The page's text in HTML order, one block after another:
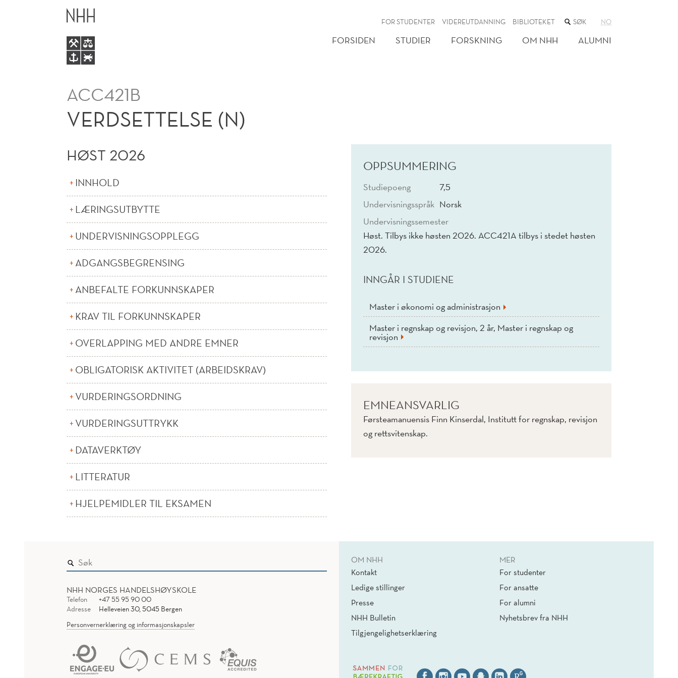
VERDSETTELSE
FOR STUDENTER VIDEREUTDANNING BIBLIOTEKET SØK
NETTSTEDET
NO
FORSIDEN STUDIER FORSKNING OM NHH ALUMNI
ACC421B
VERDSETTELSE (N)
HØST 2026
INNHOLD
LÆRINGSUTBYTTE
UNDERVISNINGSOPPLEGG
ADGANGSBEGRENSING
ANBEFALTE FORKUNNSKAPER
KRAV TIL FORKUNNSKAPER
OVERLAPPING MED ANDRE EMNER
OBLIGATORISK AKTIVITET (ARBEIDSKRAV)
VURDERINGSORDNING
VURDERINGSUTTRYKK
DATAVERKTØY
LITTERATUR
HJELPEMIDLER TIL EKSAMEN
OPPSUMMERING
Studiepoeng
7,5
Undervisningsspråk Norsk
Undervisningssemester
Høst. Tilbys ikke høsten 2026. ACC421A tilbys i stedet høsten
2026.
INNGÅR I STUDIENE
Master i økonomi og administrasjon
Master i regnskap og revisjon, 2 år, Master i regnskap og
revisjon
EMNEANSVARLIG
Førsteamanuensis Finn Kinserdal, Institutt for regnskap, revisjon
og rettsvitenskap.
NHH NORGES HANDELSHØYSKOLE
Telefon
+47 55 95 90 00
Adresse
Helleveien 30, 5045 Bergen
Personvernerklæring og informasjonskapsler
OM NHH
Kontakt
Ledige stillinger
Presse
NHH Bulletin
Tilgjengelighetserklæring
MER
For studenter
For ansatte
For alumni
Nyhetsbrev fra NHH